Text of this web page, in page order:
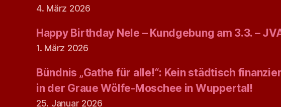
4. März 2026
Happy Birthday Nele – Kundgebung am 3.3. –
1. März 2026
Bündnis „Gathe für alle!“: Kein städtisch
in der Graue Wölfe-Moschee in Wuppertal!
25. Januar 2026